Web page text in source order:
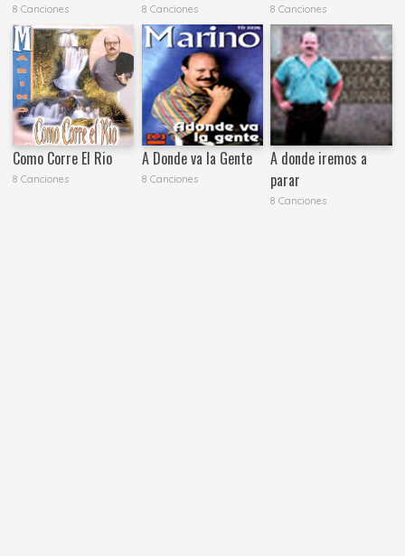
8 Canciones 8 Canciones 8 Canciones
Como Corre El Rio
8 Canciones
A Donde va la Gente
8 Canciones
A donde iremos a
parar
8 Canciones